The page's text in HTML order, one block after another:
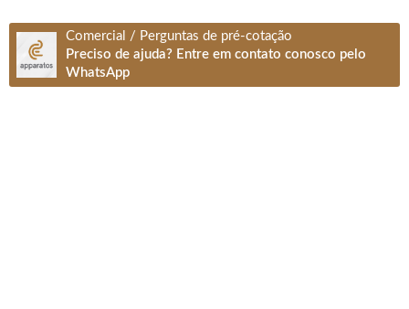
Comercial / Perguntas de pré-cotação
Preciso de ajuda? Entre em contato conosco pelo
WhatsApp